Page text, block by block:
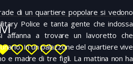
di un quartiere popolare si vedono
Police e tanta gente che indossa
affanna a trovare un lavoretto che
In un palazzone del quartiere vive
e madre di tre figli. La mattina non ha